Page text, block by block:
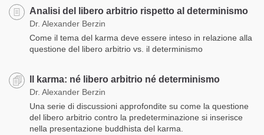
Analisi del libero arbitrio rispetto al determinismo
Dr. Alexander Berzin
Come il tema del karma deve essere inteso in relazione alla
questione del libero arbitrio vs. il determinismo
Il karma: né libero arbitrio né determinismo
Dr. Alexander Berzin
Una serie di discussioni approfondite su come la questione
del libero arbitrio contro la predeterminazione si inserisce
nella presentazione buddhista del karma.